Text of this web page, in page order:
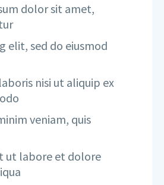
dolor sit amet,
elit, sed do eiusmod
nisi ut aliquip ex
veniam, quis
ut labore et dolore